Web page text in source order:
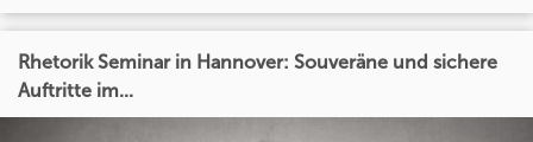
Rhetorik Seminar in Hannover: Souveräne und sichere
Auftritte im...